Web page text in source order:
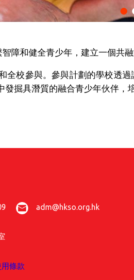
障和健全青少年，建立一個共
全校參與。參與計劃的學校透
掘具潛質的融合青少年伙伴，
adm@hkso.org.hk
條款